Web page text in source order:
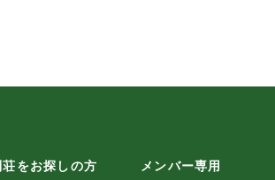
荘をお探しの方 メンバー専用